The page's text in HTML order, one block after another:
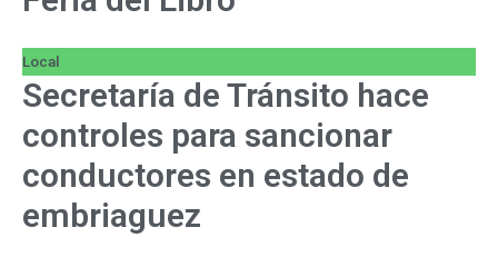
Local
Secretaría de Tránsito hace
controles para sancionar
conductores en estado de
embriaguez